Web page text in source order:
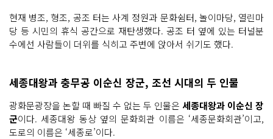
현재 병조, 형조, 공조 터는 사계 정원과 문화쉼터, 놀이마당, 열린마
당 등 시민의 휴식 공간으로 재탄생했다. 공조 터 옆에 있는 터널분
수에선 사람들이 더위를 식히고 주변에 앉아서 쉬기도 했다.
세종대왕과 충무공 이순신 장군, 조선 시대의 두 인물
광화문광장을 논할 때 빠질 수 없는 두 인물은 세종대왕과 이순신 장
군이다. 세종대왕 동상 옆의 문화회관 이름은 ‘세종문화회관’이고,
도로의 이름은 ‘세종로’이다.